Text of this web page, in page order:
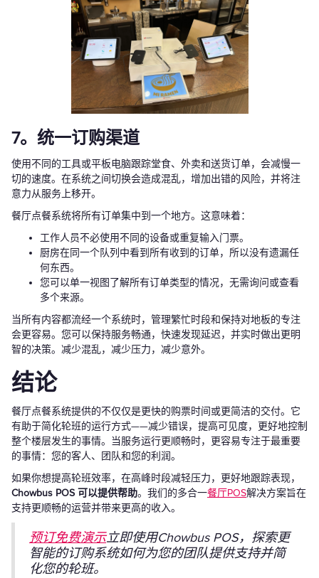
7。统一订购渠道
使用不同的工具或平板电脑跟踪堂食、外卖和送货订单，会减慢一
切的速度。在系统之间切换会造成混乱，增加出错的风险，并将注
意力从服务上移开。
餐厅点餐系统将所有订单集中到一个地方。这意味着：
工作人员不必使用不同的设备或重复输入门票。
厨房在同一个队列中看到所有收到的订单，所以没有遗漏任
何东西。
您可以单一视图了解所有订单类型的情况，无需询问或查看
多个来源。
当所有内容都流经一个系统时，管理繁忙时段和保持对地板的专注
会更容易。您可以保持服务畅通，快速发现延迟，并实时做出更明
智的决策。减少混乱，减少压力，减少意外。
结论
餐厅点餐系统提供的不仅仅是更快的购票时间或更简洁的交付。它
有助于简化轮班的运行方式——减少错误，提高可见度，更好地控制
整个楼层发生的事情。当服务运行更顺畅时，更容易专注于最重要
的事情：您的客人、团队和您的利润。
如果你想提高轮班效率，在高峰时段减轻压力，更好地跟踪表现，
Chowbus POS 可以提供帮助。我们的多合一餐厅POS解决方案旨在
支持更顺畅的运营并带来更高的收入。
预订免费演示立即使用Chowbus POS，探索更
智能的订购系统如何为您的团队提供支持并简
化您的轮班。